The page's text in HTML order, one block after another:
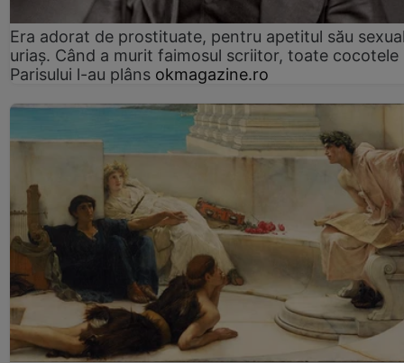
Era adorat de prostituate, pentru apetitul său
uriaș. Când a murit faimosul scriitor, toate cocotele
Parisului l-au plâns okmagazine.ro